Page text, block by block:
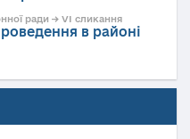
ради → VI сликання
в районі